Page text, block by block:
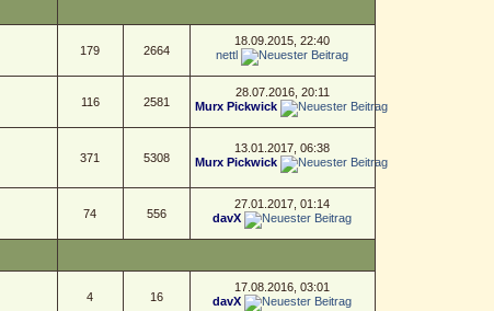
179 2664
18.09.2015, 22:40
nettl
116 2581
28.07.2016, 20:11
Murx Pickwick
371 5308
13.01.2017, 06:38
Murx Pickwick
74 556
27.01.2017, 01:14
davX
4 16
17.08.2016, 03:01
davX